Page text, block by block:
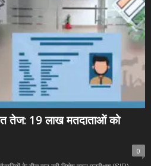
तेज: 19 लाख मतदाताओं को
0